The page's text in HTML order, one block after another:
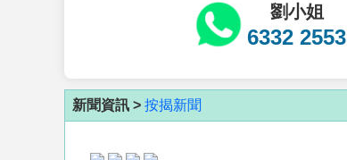
劉小姐
6332 2553
新聞資訊 > 按揭新聞